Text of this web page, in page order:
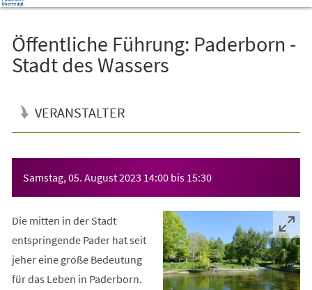
Öffentliche Führung: Paderborn -
Stadt des Wassers
VERANSTALTER
Samstag, 05. August 2023 14:00 bis 15:30
Die mitten in der Stadt
entspringende Pader hat seit
jeher eine große Bedeutung
für das Leben in Paderborn.